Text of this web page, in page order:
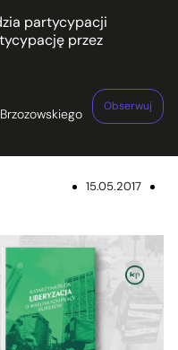
partycypacji
przez
Obserwuj
15.05.2017